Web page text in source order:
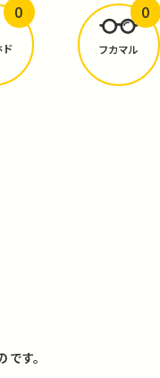
ましたか？
ド
0
フカマル
0
す。